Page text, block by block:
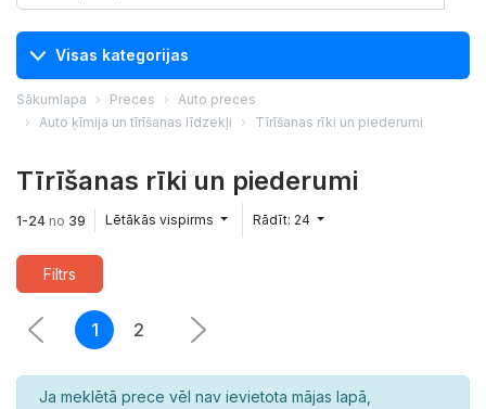
Visas kategorijas
Sākumlapa Preces
Auto preces
Auto ķīmija un tīrīšanas līdzekļi
Tīrīšanas rīki un piederumi
Tīrīšanas rīki un piederumi
1-24 no 39 Lētākās vispirms Rādīt: 24
Filtrs
1 2
Ja meklētā prece vēl nav ievietota mājas lapā,